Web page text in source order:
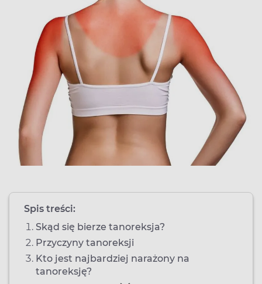
Spis treści:
Skąd się bierze tanoreksja?
Przyczyny tanoreksji
Kto jest najbardziej narażony na
tanoreksję?